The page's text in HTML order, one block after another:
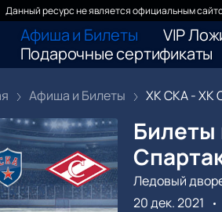
Данный ресурс не является официальным
Афиша и Билеты VIP
Подарочные сертификаты
Афиша и Билеты ХК СКА - ХК
Билеты
Ледовый
20 дек. 2021